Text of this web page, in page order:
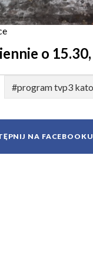
o
#program tvp3
NA FACEBOOKU